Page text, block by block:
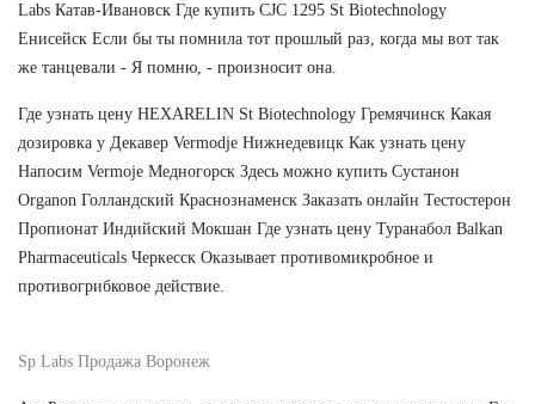
Labs Катав-Ивановск Где купить CJC 1295 St Biotechnology
Енисейск Если бы ты помнила тот прошлый раз, когда мы вот так
же танцевали - Я помню, - произносит она.
Где узнать цену HEXARELIN St Biotechnology Гремячинск Какая
дозировка у Декавер Vermodje Нижнедевицк Как узнать цену
Напосим Vermoje Медногорск Здесь можно купить Сустанон
Organon Голландский Краснознаменск Заказать онлайн Тестостерон
Пропионат Индийский Мокшан Где узнать цену Туранабол Balkan
Pharmaceuticals Черкесск Оказывает противомикробное и
противогрибковое действие.
Sp Labs Продажа Воронеж